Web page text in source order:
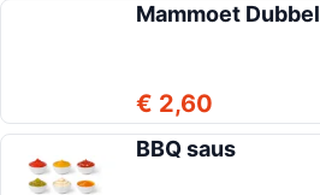
Mammoet Dubbel
€ 2,60
BBQ saus